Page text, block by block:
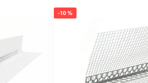
-10 %